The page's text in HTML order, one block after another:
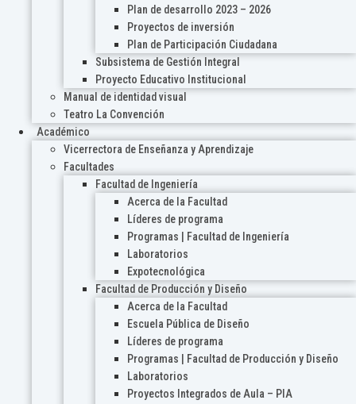
Plan de desarrollo 2023 – 2026
Proyectos de inversión
Plan de Participación Ciudadana
Subsistema de Gestión Integral
Proyecto Educativo Institucional
Manual de identidad visual
Teatro La Convención
Académico
Vicerrectora de Enseñanza y Aprendizaje
Facultades
Facultad de Ingeniería
Acerca de la Facultad
Líderes de programa
Programas | Facultad de Ingeniería
Laboratorios
Expotecnológica
Facultad de Producción y Diseño
Acerca de la Facultad
Escuela Pública de Diseño
Líderes de programa
Programas | Facultad de Producción y Diseño
Laboratorios
Proyectos Integrados de Aula – PIA